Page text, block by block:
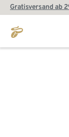
Gratisversand ab